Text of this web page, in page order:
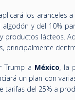
los aranceles
y del 10%
productos lácteos.
principalmente
Trump a México, la
un plan con
tarifas del 25% a